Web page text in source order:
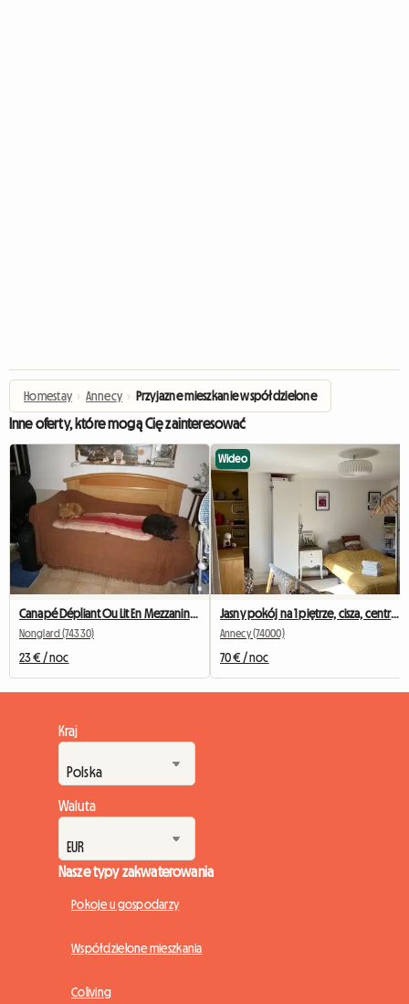
Homestay › Annecy › Przyjazne mieszkanie współdzielone
Inne oferty, które mogą Cię zainteresować
Canapé Dépliant Ou Lit En Mezzanine En Nuitée Uniquement
Nonglard (74330)
23 € / noc
Wideo
Jasny pokój na 1 piętrze, cisza, centrum miasta
Annecy (74000)
70 € / noc
Kraj
Waluta
Nasze typy zakwaterowania
Pokoje u gospodarzy
Współdzielone mieszkania
Coliving